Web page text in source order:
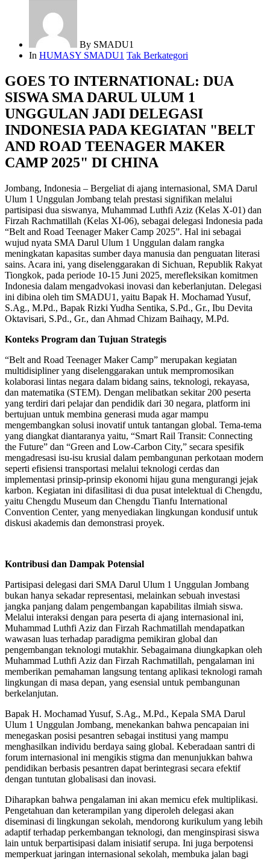
By SMADU1
In HUMASY SMADU1 Tak Berkategori
GOES TO INTERNATIONAL: DUA
SISWA SMA DARUL ULUM 1
UNGGULAN JADI DELEGASI
INDONESIA PADA KEGIATAN "BELT
AND ROAD TEENAGER MAKER
CAMP 2025" DI CHINA
Jombang, Indonesia – Bergeliat di ajang internasional, SMA Darul
Ulum 1 Unggulan Jombang telah prestasi signifikan melalui
partisipasi dua siswanya, Muhammad Luthfi Aziz (Kelas X-01) dan
Firzah Rachmatillah (Kelas XI-06), sebagai delegasi Indonesia pada
“Belt and Road Teenager Maker Camp 2025”. Hal ini sebagai
wujud nyata SMA Darul Ulum 1 Unggulan dalam rangka
meningkatan kapasitas sumber daya manusia dan penguatan literasi
sains. Acara ini, yang diselenggarakan di Sichuan, Republik Rakyat
Tiongkok, pada periode 10-15 Juni 2025, merefleksikan komitmen
Indonesia dalam mengadvokasi inovasi dan keberlanjutan. Delegasi
ini dibina oleh tim SMADU1, yaitu Bapak H. Mochamad Yusuf,
S.Ag., M.Pd., Bapak Rizki Yudha Sentika, S.Pd., Gr., Ibu Devita
Oktavisari, S.Pd., Gr., dan Ahmad Chizam Baihaqy, M.Pd.
Konteks Program dan Tujuan Strategis
“Belt and Road Teenager Maker Camp” merupakan kegiatan
multidisipliner yang diselenggarakan untuk mempromosikan
kolaborasi lintas negara dalam bidang sains, teknologi, rekayasa,
dan matematika (STEM). Dengan melibatkan sekitar 200 peserta
yang terdiri dari pelajar dan pendidik dari 30 negara, platform ini
bertujuan untuk membina generasi muda agar mampu
mengembangkan solusi inovatif untuk tantangan global. Tema-tema
yang diangkat diantaranya yaitu, “Smart Rail Transit: Connecting
the Future” dan “Green and Low-Carbon City,” secara spesifik
mengadresasi isu-isu krusial dalam pembangunan perkotaan modern
seperti efisiensi transportasi melalui teknologi cerdas dan
implementasi prinsip-prinsip ekonomi hijau guna mengurangi jejak
karbon. Kegiatan ini difasilitasi di dua pusat intelektual di Chengdu,
yaitu Chengdu Museum dan Chengdu Tianfu International
Convention Center, yang menyediakan lingkungan kondusif untuk
diskusi akademis dan demonstrasi proyek.
Kontribusi dan Dampak Potensial
Partisipasi delegasi dari SMA Darul Ulum 1 Unggulan Jombang
bukan hanya sekadar representasi, melainkan sebuah investasi
jangka panjang dalam pengembangan kapabilitas ilmiah siswa.
Melalui interaksi dengan para peserta di ajang internasional ini,
Muhammad Luthfi Aziz dan Firzah Rachmatillah mendapatkan
wawasan luas terhadap paradigma pemikiran global dan
pengembangan teknologi mutakhir. Sebagaimana diungkapkan oleh
Muhammad Luthfi Aziz dan Firzah Rachmatillah, pengalaman ini
memberikan pemahaman langsung tentang aplikasi teknologi ramah
lingkungan di masa depan, yang esensial untuk pembangunan
berkelanjutan.
Bapak H. Mochamad Yusuf, S.Ag., M.Pd., Kepala SMA Darul
Ulum 1 Unggulan Jombang, menekankan bahwa pencapaian ini
menegaskan posisi pesantren sebagai institusi yang mampu
menghasilkan individu berdaya saing global. Keberadaan santri di
forum internasional ini mengikis stigma dan menunjukkan bahwa
pendidikan berbasis pesantren dapat berintegrasi secara efektif
dengan tuntutan globalisasi dan inovasi.
Diharapkan bahwa pengalaman ini akan memicu efek multiplikasi.
Pengetahuan dan keterampilan yang diperoleh delegasi akan
diseminasi di lingkungan sekolah, mendorong kurikulum yang lebih
adaptif terhadap perkembangan teknologi, dan menginspirasi siswa
lain untuk berpartisipasi dalam inisiatif serupa. Ini juga berpotensi
memperkuat jaringan internasional sekolah, membuka jalan bagi